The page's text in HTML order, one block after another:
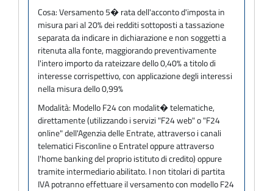
Cosa:Versamento 5� rata dell'acconto d'imposta in
misura pari al 20% dei redditi sottoposti a tassazione
separata da indicare in dichiarazione e non soggetti a
ritenuta alla fonte, maggiorando preventivamente
l'intero importo da rateizzare dello 0,40% a titolo di
interesse corrispettivo, con applicazione degli interessi
nella misura dello 0,99%
Modalità: Modello F24 con modalit� telematiche,
direttamente (utilizzando i servizi "F24 web" o "F24
online" dell'Agenzia delle Entrate, attraverso i canali
telematici Fisconline o Entratel oppure attraverso
l'home banking del proprio istituto di credito) oppure
tramite intermediario abilitato. I non titolari di partita
IVA potranno effettuare il versamento con modello F24